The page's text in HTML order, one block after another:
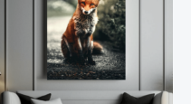
יש
מספר
סוגים.
ניתן